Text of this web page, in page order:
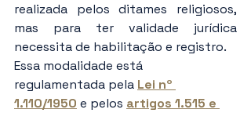
realizada pelos ditames religiosos,
mas para ter validade jurídica
necessita de habilitação e registro.
Essa modalidade está
regulamentada pela Lei nº
1.110/1950 e pelos artigos 1.515 e